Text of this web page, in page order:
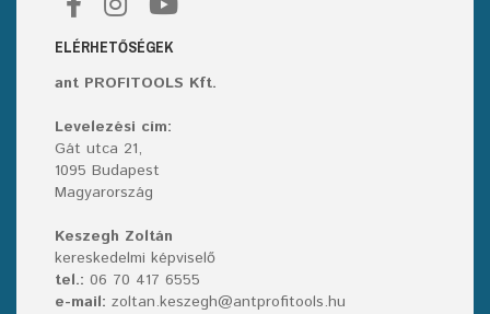
ELÉRHETŐSÉGEK
ant PROFITOOLS Kft.
Levelezési cím:
Gát utca 21,
1095 Budapest
Magyarország
Keszegh Zoltán
kereskedelmi képviselő
tel.: 06 70 417 6555
e-mail: zoltan.keszegh@antprofitools.hu